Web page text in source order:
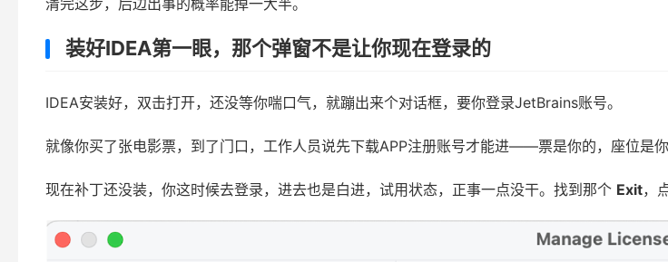
装好IDEA第一眼，那个弹窗不是让你现在登录的
IDEA安装好，双击打开，还没等你喘口气，就蹦出来个对话框，要你登录JetBrains账号。
就像你买了张电影票，到了门口，工作人员说先下载APP注册账号才能进——票是你的，座位是你
现在补丁还没装，你这时候去登录，进去也是白进，试用状态，正事一点没干。找到那个 Exit，